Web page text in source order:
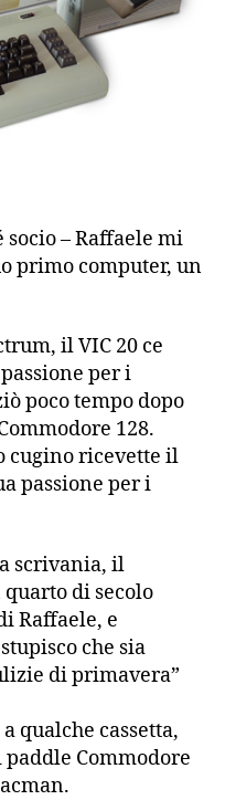
– Raffaele mi
primo computer, un
il VIC 20 ce
per i
poco tempo dopo
128.
cugino ricevette il
passione per i
scrivania, il
di secolo
Raffaele, e
che sia
di primavera”
qualche cassetta,
Commodore